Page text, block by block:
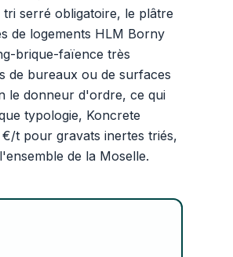
serré obligatoire, le plâtre
de logements HLM Borny
brique-faïence très
de bureaux ou de surfaces
le donneur d'ordre, ce qui
typologie, Koncrete
t pour gravats inertes triés,
de la Moselle.